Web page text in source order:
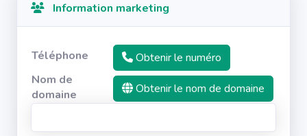
Information marketing
Téléphone
Obtenir le numéro
Nom de
domaine
Obtenir le nom de domaine